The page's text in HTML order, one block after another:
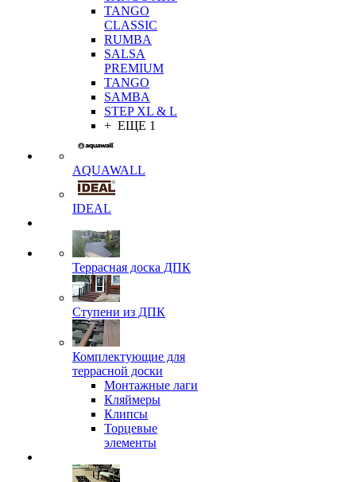
TANGO
CLASSIC
RUMBA
SALSA
PREMIUM
TANGO
SAMBA
STEP XL & L
+ ЕЩЕ 1
AQUAWALL
IDEAL
Террасная доска ДПК
Ступени из ДПК
Комплектующие для
террасной доски
Монтажные лаги
Кляймеры
Клипсы
Торцевые
элементы